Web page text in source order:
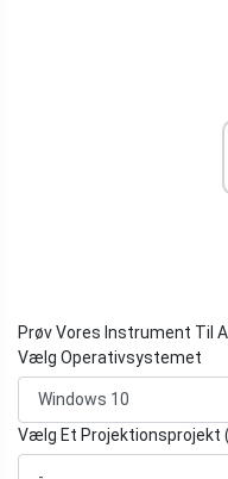
Prøv Vores Instrument Til
Vælg Operativsystemet
Vælg Et Projektionsprojekt